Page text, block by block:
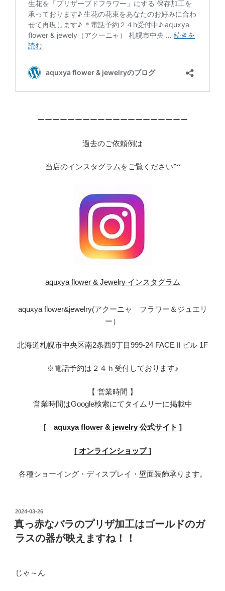
ーーーーーーーーーーーーーーーーーーーー
過去のご依頼例は
当店のインスタグラムをご覧ください^^
aquxya flower & Jewelry インスタグラム
aquxya flower&jewelry(アクーニャ フラワー＆ジュエリ
ー）
北海道札幌市中央区南2条西9丁目999-24 FACEⅡビル 1F
※電話予約は２４ｈ受付しております♪
【 営業時間 】
営業時間はGoogle検索にてタイムリーに掲載中
[ aquxya flower & jewelry 公式サイト ]
[ オンラインショップ ]
各種ショーイング・ディスプレイ・壁面装飾承ります。
投
稿
日:
2024-03-26
真っ赤なバラのプリザ加工はゴールドのガ
ラスの器が映えますね！！
じゃ～ん